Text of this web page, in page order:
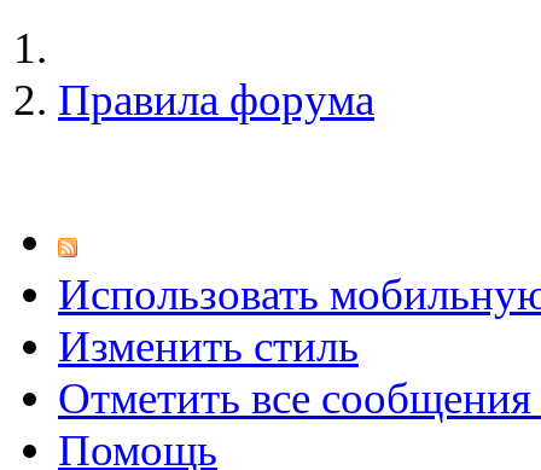
Правила форума
Использовать
Изменить стиль
Отметить все
Помощь